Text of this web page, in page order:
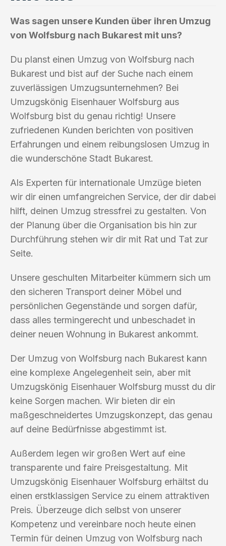
Was sagen unsere Kunden über ihren Umzug
von Wolfsburg nach Bukarest mit uns?
Du planst einen Umzug von Wolfsburg nach
Bukarest und bist auf der Suche nach einem
zuverlässigen Umzugsunternehmen? Bei
Umzugskönig Eisenhauer Wolfsburg aus
Wolfsburg bist du genau richtig! Unsere
zufriedenen Kunden berichten von positiven
Erfahrungen und einem reibungslosen Umzug in
die wunderschöne Stadt Bukarest.
Als Experten für internationale Umzüge bieten
wir dir einen umfangreichen Service, der dir dabei
hilft, deinen Umzug stressfrei zu gestalten. Von
der Planung über die Organisation bis hin zur
Durchführung stehen wir dir mit Rat und Tat zur
Seite.
Unsere geschulten Mitarbeiter kümmern sich um
den sicheren Transport deiner Möbel und
persönlichen Gegenstände und sorgen dafür,
dass alles termingerecht und unbeschadet in
deiner neuen Wohnung in Bukarest ankommt.
Der Umzug von Wolfsburg nach Bukarest kann
eine komplexe Angelegenheit sein, aber mit
Umzugskönig Eisenhauer Wolfsburg musst du dir
keine Sorgen machen. Wir bieten dir ein
maßgeschneidertes Umzugskonzept, das genau
auf deine Bedürfnisse abgestimmt ist.
Außerdem legen wir großen Wert auf eine
transparente und faire Preisgestaltung. Mit
Umzugskönig Eisenhauer Wolfsburg erhältst du
einen erstklassigen Service zu einem attraktiven
Preis. Überzeuge dich selbst von unserer
Kompetenz und vereinbare noch heute einen
Termin für deinen Umzug von Wolfsburg nach